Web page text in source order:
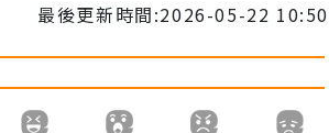
最後更新時間:2026-05-22 10:50